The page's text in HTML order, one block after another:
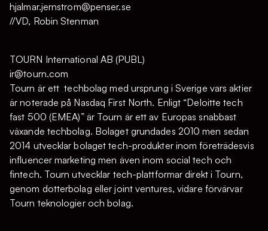
hjalmar.jernstrom@penser.se
//VD, Robin Stenman
TOURN International AB (PUBL)
ir@tourn.com
Tourn är ett techbolag med ursprung i Sverige vars aktier
är noterade på Nasdaq First North. Enligt “Deloitte tech
fast 500 (EMEA)” är Tourn är ett av Europas snabbast
växande techbolag. Bolaget grundades 2010 men sedan
2014 utvecklar bolaget tech-produkter inom företrädesvis
influencer marketing men även inom social tech och
fintech. Tourn utvecklar tech-plattformar direkt i Tourn,
genom dotterbolag eller joint ventures, vidare förvärvar
Tourn teknologier och bolag.